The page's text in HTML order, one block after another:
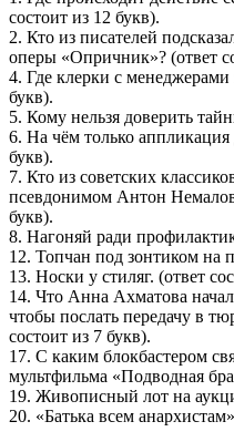
состоит из 12 букв).
2. Кто из писателей
оперы «Опричник»? (ответ
4. Где клерки с менеджерами
букв).
5. Кому нельзя доверить
6. На чём только аппликация
букв).
7. Кто из советских
псевдонимом Антон
букв).
8. Нагоняй ради
12. Топчан под зонтиком на
13. Носки у стиляг. (ответ
14. Что Анна Ахматова
чтобы послать передачу в
состоит из 7 букв).
17. С каким блокбастером
мультфильма «Подводная
19. Живописный лот на
20. «Батька всем